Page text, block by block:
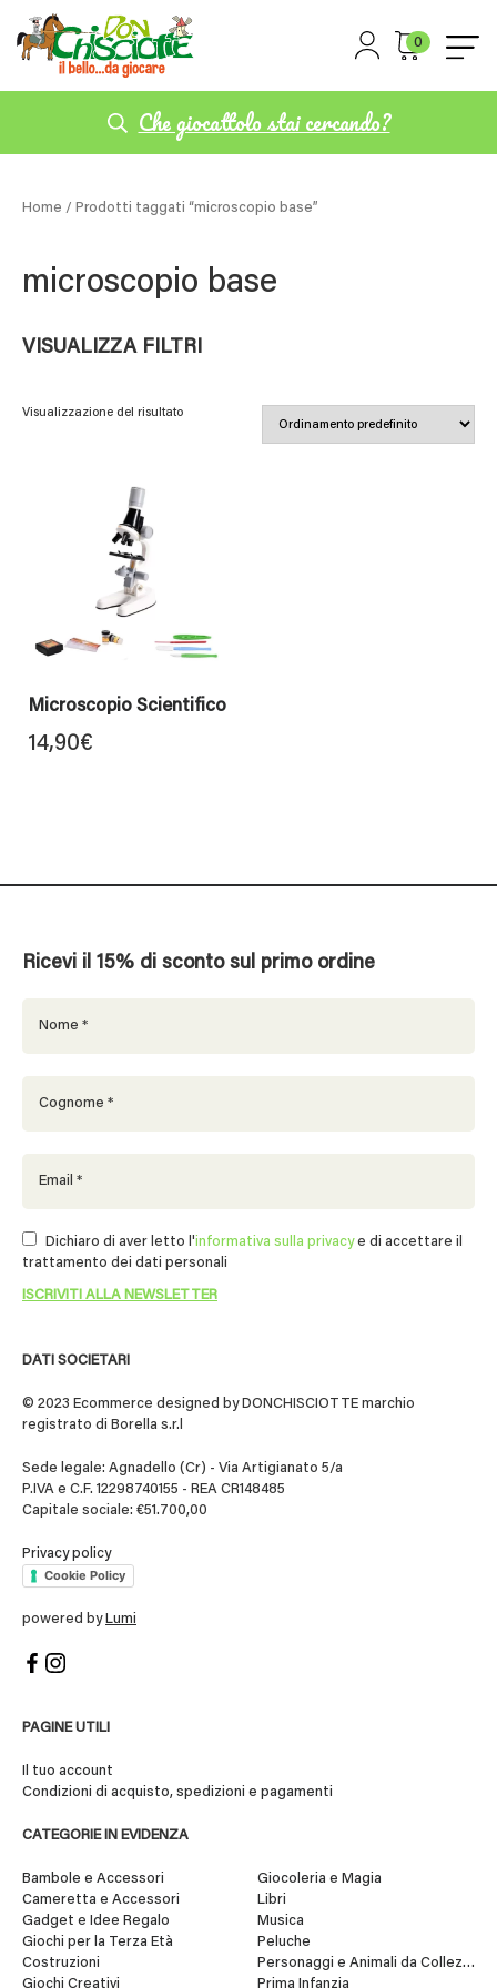
0
Che giocattolo stai cercando?
Home / Prodotti taggati “microscopio base”
microscopio base
VISUALIZZA FILTRI
Visualizzazione del risultato
Microscopio Scientifico
14,90€
DATI SOCIETARI
© 2023 Ecommerce designed by DONCHISCIOTTE marchio
registrato di Borella s.r.l
Sede legale: Agnadello (Cr) - Via Artigianato 5/a
P.IVA e C.F. 12298740155 - REA CR148485
Capitale sociale: €51.700,00
Privacy policy
Cookie Policy
powered by Lumi
PAGINE UTILI
Il tuo account
Condizioni di acquisto, spedizioni e pagamenti
CATEGORIE IN EVIDENZA
Bambole e Accessori
Cameretta e Accessori
Gadget e Idee Regalo
Giochi per la Terza Età
Costruzioni
Giochi Creativi
Giocoleria e Magia
Libri
Musica
Peluche
Personaggi e Animali da Collezione
Prima Infanzia
Ricevi il 15% di sconto sul primo ordine
Dichiaro di aver letto l'informativa sulla privacye di accettare il
trattamento dei dati personali